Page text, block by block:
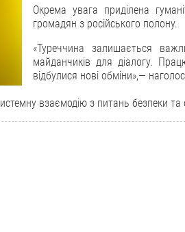
Окрема увага приділена
громадян з російського полону.
«Туреччина залишається
майданчиків для діалогу.
відбулися нові обміни»,—
взаємодію з питань безпеки та